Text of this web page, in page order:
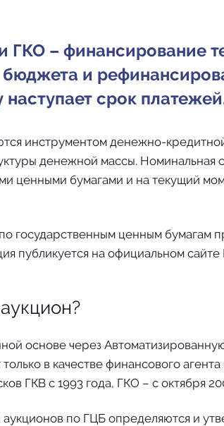
ГКО – финансирование
и
наступает срок
инструментом денежно-
денежной массы. Номинальная
ценными бумагами и на текущий
государственным ценным бумагам
публикуется на официальном
основе через
в качестве финансового
ГКВ с 1993 года, ГКО – с октября
аукционов по ГЦБ определяются и